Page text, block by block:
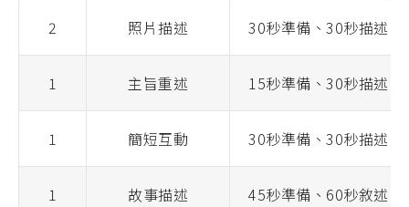
2 照片描述 30秒準備、30秒描述
1 主旨重述 15秒準備、30秒描述
1 簡短互動 30秒準備、30秒描述
1 故事描述 45秒準備、60秒敘述